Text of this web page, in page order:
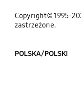
Copyright© 1995-
zastrzeżone.
POLSKA/POLSKI